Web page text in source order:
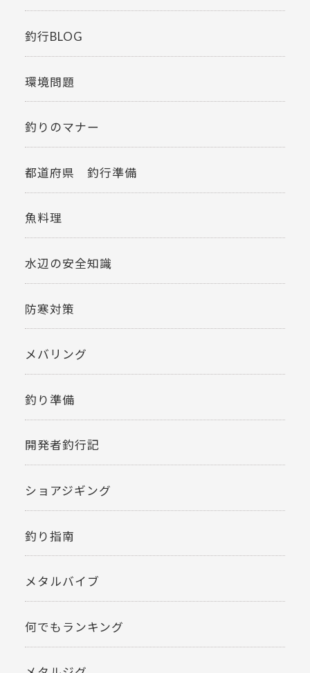
釣行BLOG
環境問題
釣りのマナー
都道府県 釣行準備
魚料理
水辺の安全知識
防寒対策
メバリング
釣り準備
開発者釣行記
ショアジギング
釣り指南
メタルバイブ
何でもランキング